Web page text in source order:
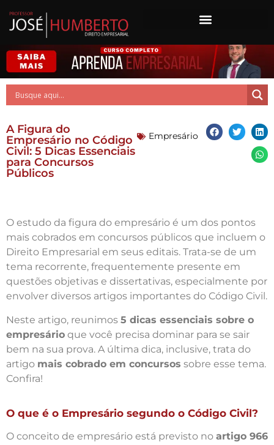
A Figura do
Empresário no Código
Civil: 5 Dicas Essenciais
para Concursos
Públicos
Empresário
O estudo da figura do empresário é um dos pontos
mais cobrados em concursos públicos que incluem o
Direito Empresarial em seus editais. Trata-se de um
tema recorrente, frequentemente presente em
questões objetivas e dissertativas, especialmente por
envolver diversos artigos importantes do Código Civil.
Neste artigo, reunimos 5 dicas essenciais sobre o
empresário que você precisa dominar para se sair
bem na sua prova. A última dica, inclusive, trata do
artigo mais cobrado em concursos sobre esse tema.
Confira!
O que é o Empresário segundo o Código Civil?
O conceito de empresário está previsto no artigo 966